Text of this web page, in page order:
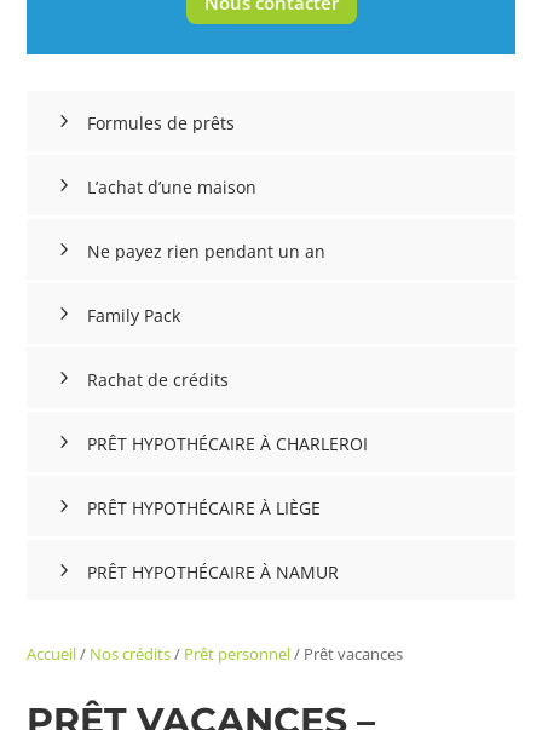
Formules de prêts
L’achat d’une maison
Ne payez rien pendant un an
Family Pack
Rachat de crédits
PRÊT HYPOTHÉCAIRE À CHARLEROI
PRÊT HYPOTHÉCAIRE À LIÈGE
PRÊT HYPOTHÉCAIRE À NAMUR
Accueil/ Nos crédits/ Prêt personnel/ Prêt vacances
PRÊT VACANCES –